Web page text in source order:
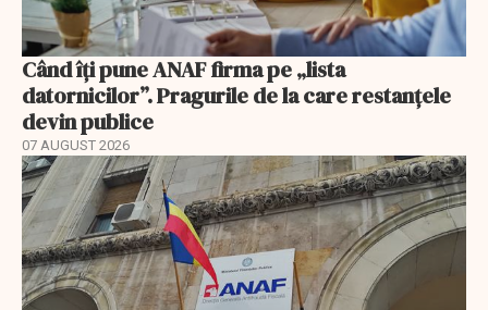
Când îți pune ANAF firma pe „lista
datornicilor”. Pragurile de la care restanțele
devin publice
07 AUGUST 2026